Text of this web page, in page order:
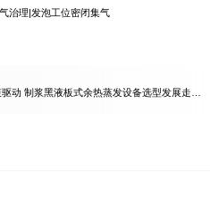
治理 |发泡工位密闭集气
动 制浆黑液板式余热蒸发设备选型发展走向